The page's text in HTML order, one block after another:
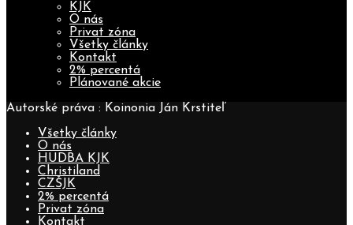
KJK
O nás
Privat zóna
Všetky články
Kontakt
2% percentá
Plánované akcie
Autorské práva : Koinonia Ján Krstiteľ
Všetky články
O nás
HUDBA KJK
Christiland
CZŠJK
2% percentá
Privat zóna
Kontakt